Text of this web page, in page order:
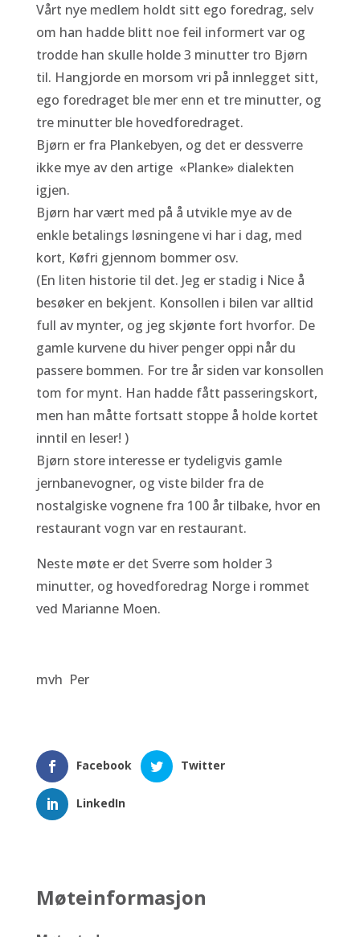
Vårt nye medlem holdt sitt ego foredrag, selv
om han hadde blitt noe feil informert var og
trodde han skulle holde 3 minutter tro Bjørn
til. Hangjorde en morsom vri på innlegget sitt,
ego foredraget ble mer enn et tre minutter, og
tre minutter ble hovedforedraget.
Bjørn er fra Plankebyen, og det er dessverre
ikke mye av den artige «Planke» dialekten
igjen.
Bjørn har vært med på å utvikle mye av de
enkle betalings løsningene vi har i dag, med
kort, Køfri gjennom bommer osv.
(En liten historie til det. Jeg er stadig i Nice å
besøker en bekjent. Konsollen i bilen var alltid
full av mynter, og jeg skjønte fort hvorfor. De
gamle kurvene du hiver penger oppi når du
passere bommen. For tre år siden var konsollen
tom for mynt. Han hadde fått passeringskort,
men han måtte fortsatt stoppe å holde kortet
inntil en leser! )
Bjørn store interesse er tydeligvis gamle
jernbanevogner, og viste bilder fra de
nostalgiske vognene fra 100 år tilbake, hvor en
restaurant vogn var en restaurant.
Neste møte er det Sverre som holder 3
minutter, og hovedforedrag Norge i rommet
ved Marianne Moen.
mvh Per
Facebook Twitter
LinkedIn
Møteinformasjon